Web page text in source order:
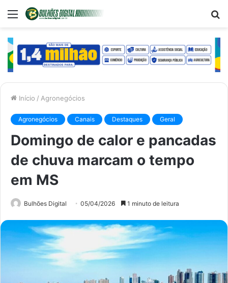
Menu
Início / Agronegócios
Agronegócios Canais Destaques Geral
Domingo de calor e pancadas
de chuva marcam o tempo
em MS
Bulhões Digital 05/04/2026 1 minuto de leitura